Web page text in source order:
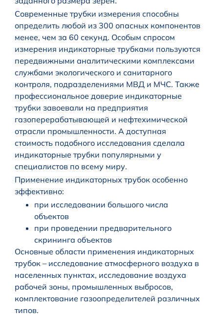
Современные трубки измерения способны
определить любой из 300 опасных компонентов
менее, чем за 60 секунд. Особым спросом
измерения индикаторные трубками пользуются
передвижными аналитическими комплексами
службами экологического и санитарного
контроля, подразделениями МВД и МЧС. Также
профессиональное доверие индикаторные
трубки завоевали на предприятия
газоперерабатывающей и нефтехимической
отрасли промышленности. А доступная
стоимость подобного исследования сделала
индикаторные трубки популярными у
специалистов по всему миру.
Применение индикаторных трубок особенно
эффективно:
при исследовании большого числа
объектов
при проведении предварительного
скрининга объектов
Основные области применения индикаторных
трубок – исследование атмосферного воздуха в
населенных пунктах, исследование воздуха
рабочей зоны, промышленных выбросов,
комплектование газоопределителей различных
типов.